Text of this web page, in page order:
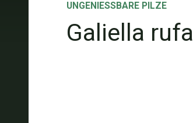
UNGENIESSBARE PILZE
Galiella rufa